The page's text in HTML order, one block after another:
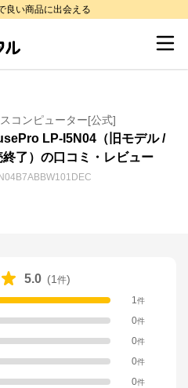
良い商品に出会える
コンピューター[公式]
LP-I5N04（旧モデル /
終了）の口コミ・レビュー
5.0 (1 件)
1件
0件
0件
0件
0件